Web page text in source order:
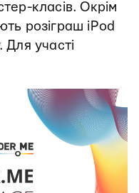
класів. Окрім
розіграш iPod
Для участі